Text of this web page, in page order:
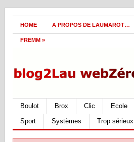
HOME A PROPOS DE LAUMAROT…
FREMM »
Boulot Brox Clic Ecole
Sport
Systèmes Trop sérieux